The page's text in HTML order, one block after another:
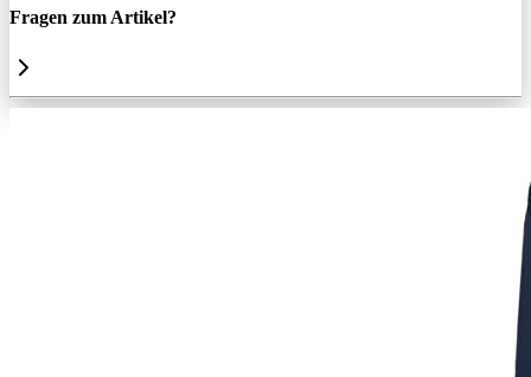
Fragen zum Artikel?